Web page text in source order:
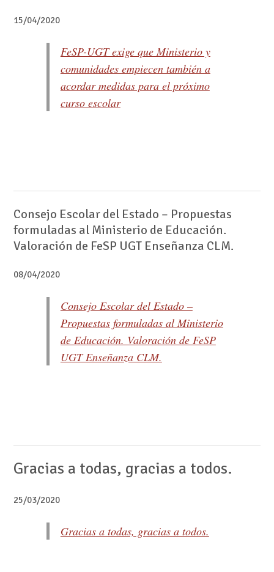
15/04/2020
FeSP-UGT exige que Ministerio y
comunidades empiecen también a
acordar medidas para el próximo
curso escolar
Consejo Escolar del Estado – Propuestas
formuladas al Ministerio de Educación.
Valoración de FeSP UGT Enseñanza CLM.
08/04/2020
Consejo Escolar del Estado –
Propuestas formuladas al Ministerio
de Educación. Valoración de FeSP
UGT Enseñanza CLM.
Gracias a todas, gracias a todos.
25/03/2020
Gracias a todas, gracias a todos.